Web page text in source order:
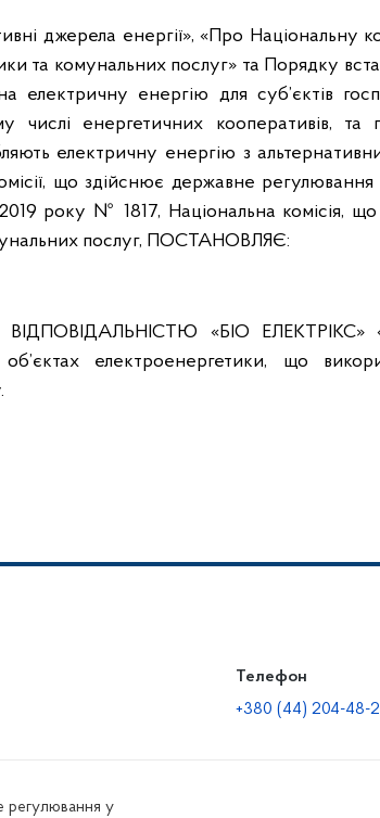
джерела енергії», «Про Національну
та комунальних послуг» та Порядку
електричну енергію для суб’єктів
числі енергетичних кооперативів, та
електричну енергію з
що здійснює державне
року № 1817, Національна комісія,
послуг, ПОСТАНОВЛЯЄ:
«БІО ЕЛЕКТРІКС»
електроенергетики, що
Телефон
+380 (44) 204-48-
регулювання у